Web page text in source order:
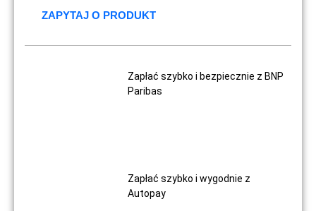
ZAPYTAJ O PRODUKT
Zapłać szybko i bezpiecznie z BNP
Paribas
Zapłać szybko i wygodnie z
Autopay